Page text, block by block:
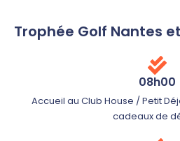
Trophée Golf Nantes
08h00
Accueil au Club House / Petit
cadeaux de